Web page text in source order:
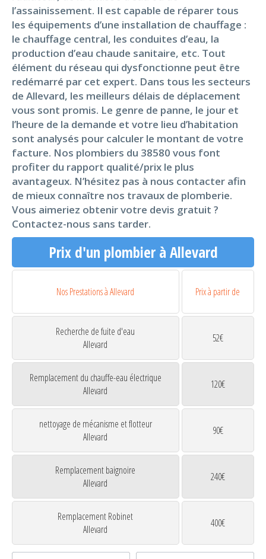
l’assainissement. Il est capable de réparer tous
les équipements d’une installation de chauffage :
le chauffage central, les conduites d’eau, la
production d’eau chaude sanitaire, etc. Tout
élément du réseau qui dysfonctionne peut être
redémarré par cet expert. Dans tous les secteurs
de Allevard, les meilleurs délais de déplacement
vous sont promis. Le genre de panne, le jour et
l’heure de la demande et votre lieu d’habitation
sont analysés pour calculer le montant de votre
facture. Nos plombiers du 38580 vous font
profiter du rapport qualité/prix le plus
avantageux. N’hésitez pas à nous contacter afin
de mieux connaître nos travaux de plomberie.
Vous aimeriez obtenir votre devis gratuit ?
Contactez-nous sans tarder.
Prix d'un plombier à Allevard
Nos Prestations à Allevard Prix à partir de
Recherche de fuite d'eau
Allevard
52€
Remplacement du chauffe-eau électrique
Allevard
120€
nettoyage de mécanisme et flotteur
Allevard
90€
Remplacement baignoire
Allevard
240€
Remplacement Robinet
Allevard
400€